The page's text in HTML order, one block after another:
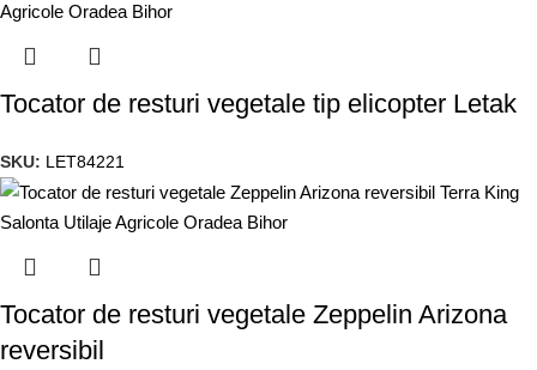
Tocator de resturi vegetale tip elicopter Letak
SKU: LET84221
Tocator de resturi vegetale Zeppelin Arizona
reversibil